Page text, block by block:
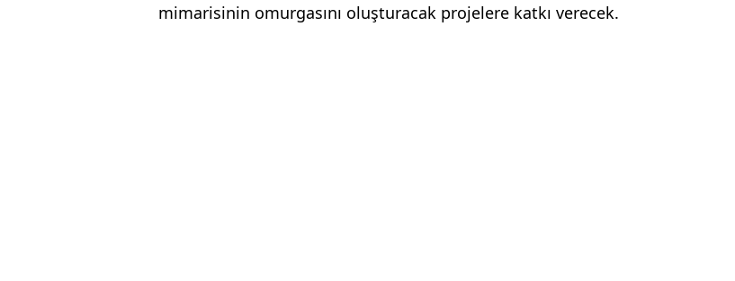
mimarisinin omurgasını oluşturacak projelere katkı verecek.